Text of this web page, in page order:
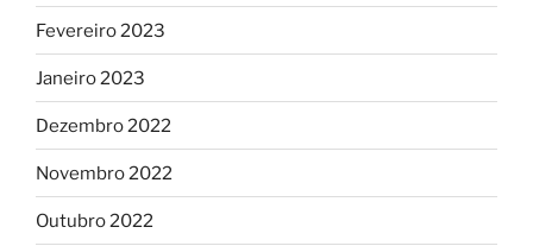
Fevereiro 2023
Janeiro 2023
Dezembro 2022
Novembro 2022
Outubro 2022